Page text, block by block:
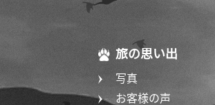
旅の思い出
写真
お客様の声